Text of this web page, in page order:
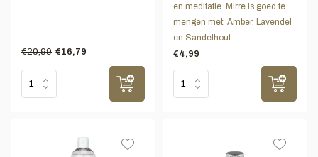
€20,99 €16,79
en meditatie. Mirre is goed te
mengen met: Amber, Lavendel
en Sandelhout.
€4,99